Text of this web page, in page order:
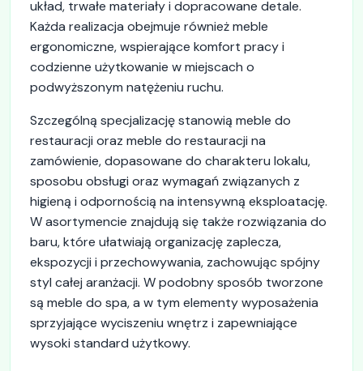
układ, trwałe materiały i dopracowane detale.
Każda realizacja obejmuje również meble
ergonomiczne, wspierające komfort pracy i
codzienne użytkowanie w miejscach o
podwyższonym natężeniu ruchu.
Szczególną specjalizację stanowią meble do
restauracji oraz meble do restauracji na
zamówienie, dopasowane do charakteru lokalu,
sposobu obsługi oraz wymagań związanych z
higieną i odpornością na intensywną eksploatację.
W asortymencie znajdują się także rozwiązania do
baru, które ułatwiają organizację zaplecza,
ekspozycji i przechowywania, zachowując spójny
styl całej aranżacji. W podobny sposób tworzone
są meble do spa, a w tym elementy wyposażenia
sprzyjające wyciszeniu wnętrz i zapewniające
wysoki standard użytkowy.